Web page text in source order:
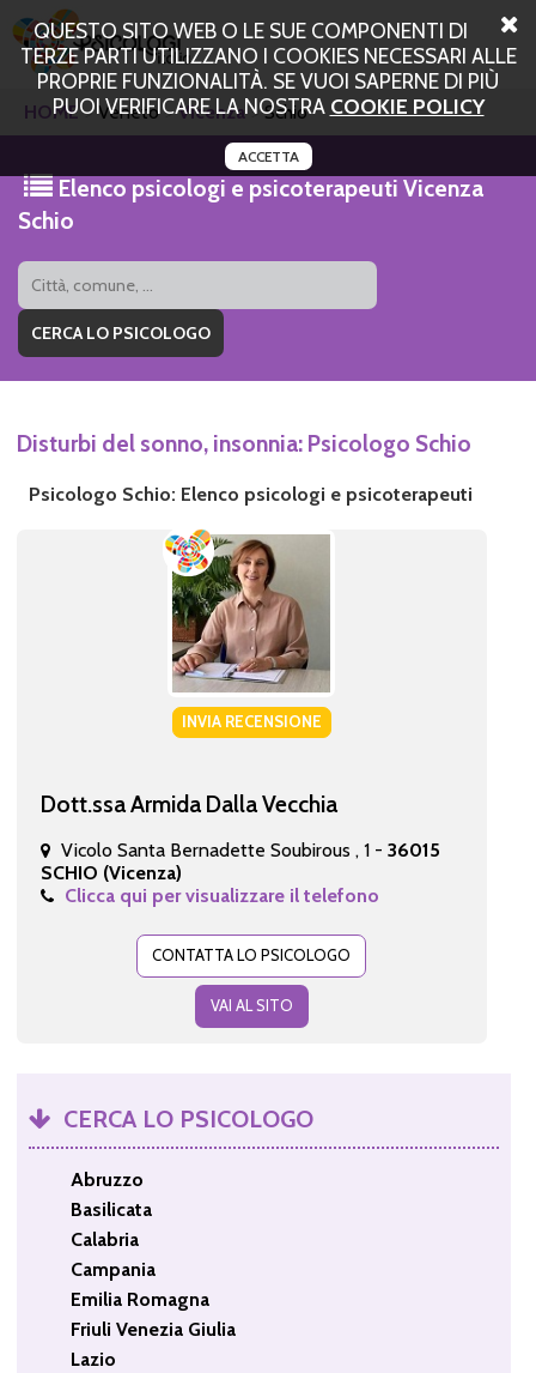
QUESTO SITO WEB O LE SUE COMPONENTI DI
TERZE PARTI UTILIZZANO I COOKIES NECESSARI ALLE
PROPRIE FUNZIONALITÀ. SE VUOI SAPERNE DI PIÙ
PUOI VERIFICARE LA NOSTRA COOKIE POLICY
ACCETTA
HOME Veneto Vicenza Schio
Elenco psicologi e psicoterapeuti Vicenza
Schio
Disturbi del sonno, insonnia: Psicologo Schio
Psicologo Schio: Elenco psicologi e psicoterapeuti
INVIA RECENSIONE
Dott.ssa Armida Dalla Vecchia
Vicolo Santa Bernadette Soubirous , 1 - 36015
SCHIO (Vicenza)
Clicca qui per visualizzare il telefono
CONTATTA LO PSICOLOGO
VAI AL SITO
CERCA LO PSICOLOGO
Abruzzo
Basilicata
Calabria
Campania
Emilia Romagna
Friuli Venezia Giulia
Lazio